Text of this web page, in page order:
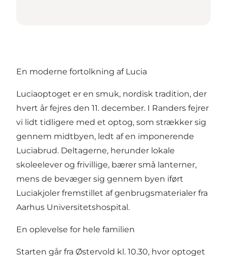
En moderne fortolkning af Lucia
Luciaoptoget er en smuk, nordisk tradition, der
hvert år fejres den 11. december. I Randers fejrer
vi lidt tidligere med et optog, som strækker sig
gennem midtbyen, ledt af en imponerende
Luciabrud. Deltagerne, herunder lokale
skoleelever og frivillige, bærer små lanterner,
mens de bevæger sig gennem byen iført
Luciakjoler fremstillet af genbrugsmaterialer fra
Aarhus Universitetshospital.
En oplevelse for hele familien
Starten går fra Østervold kl. 10.30, hvor optoget